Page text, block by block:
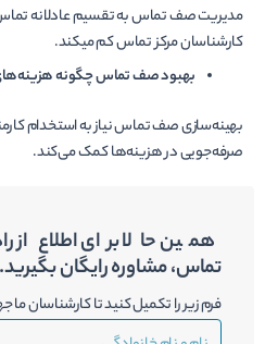
مدیریت صف تماس به تقسیم عادلانه
کارشناسان مرکز تماس کم می­کند.
بهبود صف تماس چگونه
بهینه‌سازی صف تماس نیاز به استخدام
صرفه‌جویی در هزینه‌ها کمک می‌کند.
همین حالا برای اطلاع از
تماس، مشاوره رایگان بگیرید.
فرم زیر را تکمیل کنید تا کارشناسان
نام